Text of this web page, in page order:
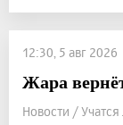
12:30, 5 авг 2026
Жара
Новости /